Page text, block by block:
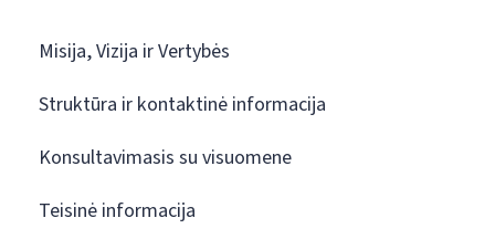
Misija, Vizija ir Vertybės
Struktūra ir kontaktinė informacija
Konsultavimasis su visuomene
Teisinė informacija